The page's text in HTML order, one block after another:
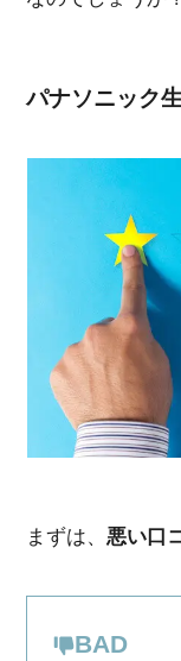
パナソニック
まずは、 悪い口
BAD